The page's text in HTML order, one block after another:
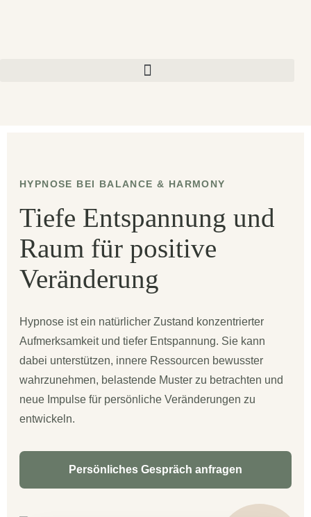
HYPNOSE BEI BALANCE & HARMONY
Tiefe Entspannung und
Raum für positive
Veränderung
Hypnose ist ein natürlicher Zustand konzentrierter
Aufmerksamkeit und tiefer Entspannung. Sie kann
dabei unterstützen, innere Ressourcen bewusster
wahrzunehmen, belastende Muster zu betrachten und
neue Impulse für persönliche Veränderungen zu
entwickeln.
Persönliches Gespräch anfragen